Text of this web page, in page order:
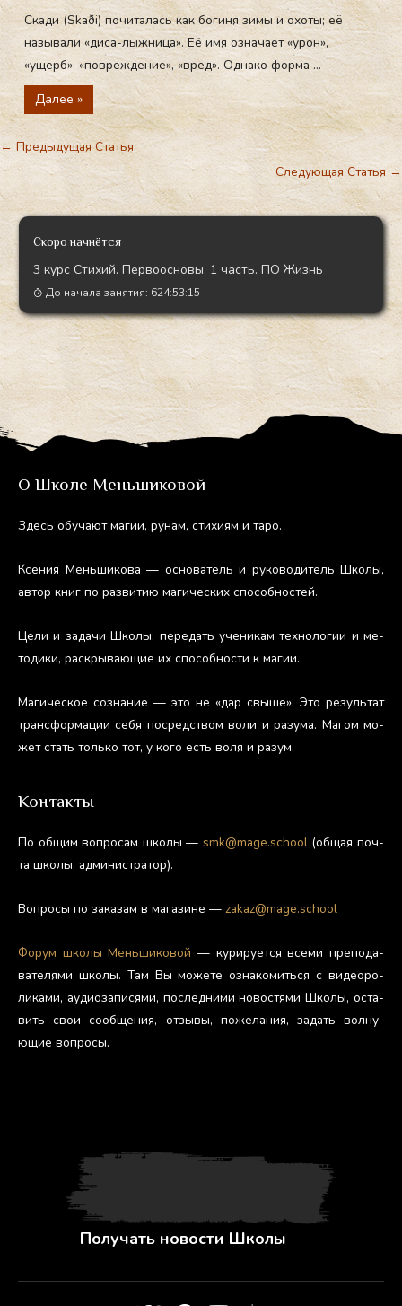
Скади (Skaði) почиталась как богиня зимы и охоты; её
называли «диса-лыжница». Её имя означает «урон»,
«ущерб», «повреждение», «вред». Однако форма ...
Далее »
←Предыдущая Статья
Следующая Статья →
Скоро начнётся
3 курс Стихий. Первоосновы. 1 часть. ПО Жизнь
До начала занятия: 624:53:14
О Школе Меньшиковой
Здесь обу­ча­ют ма­гии, ру­нам, сти­хи­ям и та­ро.
Ксе­ния Мень­ши­кова — ос­но­ватель и ру­ково­дитель Шко­лы,
ав­тор книг по раз­ви­тию ма­гичес­ких спо­соб­ностей.
Це­ли и за­дачи Шко­лы: пе­редать уче­никам тех­но­логии и ме­
тоди­ки, рас­кры­ва­ющие их спо­соб­ности к ма­гии.
Ма­гичес­кое соз­на­ние — это не «дар свы­ше». Это ре­зуль­тат
тран­сфор­ма­ции се­бя пос­редс­твом во­ли и ра­зума. Ма­гом мо­
жет стать толь­ко тот, у ко­го есть во­ля и ра­зум.
Контакты
По об­щим воп­ро­сам шко­лы — smk@mage.school(об­щая поч­
та шко­лы, ад­ми­нис­тра­тор).
Воп­ро­сы по за­казам в ма­гази­не — zakaz@mage.school
Фо­рум шко­лы Мень­ши­ковой — ку­риру­ет­ся все­ми пре­пода­
вате­лями шко­лы. Там Вы мо­жете оз­на­комить­ся с ви­де­оро­
лика­ми, а­уди­оза­пися­ми, пос­ледни­ми но­вос­тя­ми Шко­лы, ос­та­
вить свои со­об­ще­ния, от­зы­вы, по­жела­ния, за­дать вол­ну­
ющие воп­ро­сы.
Получать новости Школы